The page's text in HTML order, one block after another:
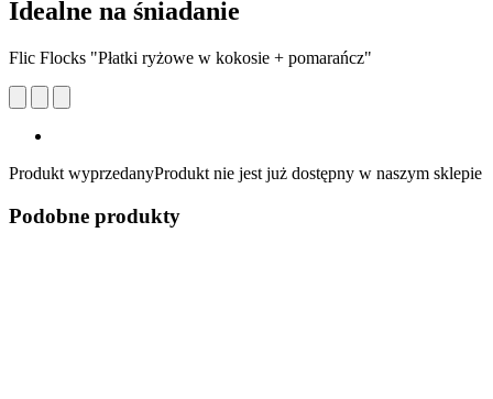
Idealne na śniadanie
Flic Flocks "Płatki ryżowe w kokosie + pomarańcz"
Produkt wyprzedanyProdukt nie jest już dostępny w naszym sklepie
Podobne produkty